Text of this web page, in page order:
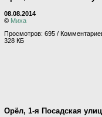
08.08.2014
© Миха
Просмотров: 695 /
328 КБ
Орёл, 1-я Посадская